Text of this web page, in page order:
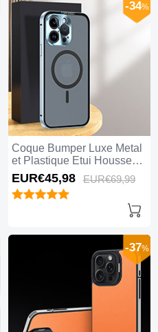
Coque Bumper Luxe Metal
et Plastique Etui Housse
avec Mag-Safe Magnetic
Magnetique LK5 pour
Apple iPhone 15 Pro Max
-34%
EUR€45,98 EUR€69,99
-37%